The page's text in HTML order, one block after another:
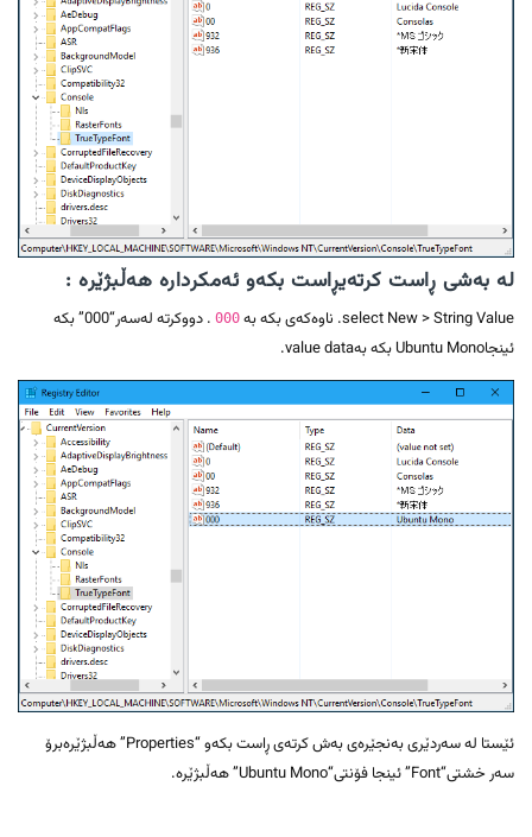
لە بەشی ڕاست کرتەیڕاست بکەو ئەمکردارە هەڵبژێرە :
select New > String Value. ناوەکەی بکە بە 000
. دووکرتە لەسەر“000” بکە
ئینجاUbuntu Mono بکە بەvalue data.
ئێستا لە سەردێری بەنجێرەی بەش کرتەی ڕاست بکەو “Properties” هەڵبژێرەبرۆ
سەر خشتی“Font” ئینجا فۆنتی“Ubuntu Mono” هەڵبژێرە.